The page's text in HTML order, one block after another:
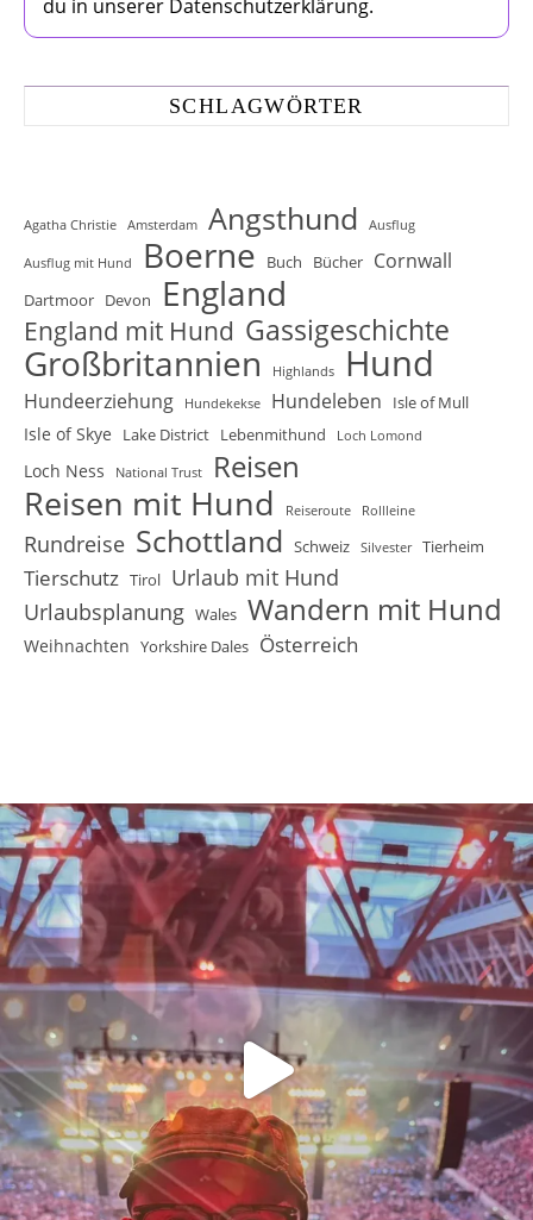
du in unserer Datenschutzerklärung.
SCHLAGWÖRTER
Agatha Christie Amsterdam Angsthund Ausflug
Ausflug mit Hund Boerne Buch Bücher Cornwall
Dartmoor Devon England
England mit Hund Gassigeschichte
Großbritannien Highlands Hund
Hundeerziehung Hundekekse Hundeleben Isle of Mull
Isle of Skye Lake District Lebenmithund Loch Lomond
Loch Ness National Trust Reisen
Reisen mit Hund Reiseroute Rollleine
Rundreise Schottland Schweiz Silvester Tierheim
Tierschutz Tirol Urlaub mit Hund
Urlaubsplanung Wales Wandern mit Hund
Weihnachten Yorkshire Dales Österreich